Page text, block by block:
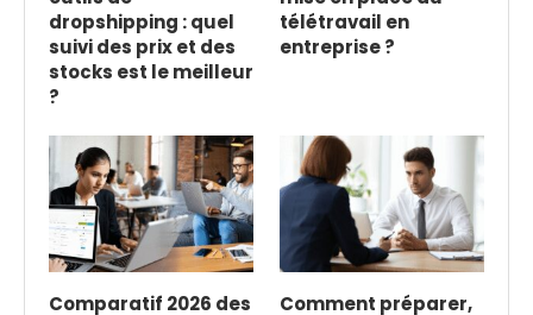
dropshipping : quel
suivi des prix et des
stocks est le meilleur
?
télétravail en
entreprise ?
Comparatif 2026 des
Comment préparer,